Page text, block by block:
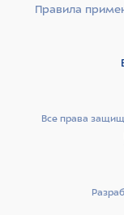
Все права
Правила